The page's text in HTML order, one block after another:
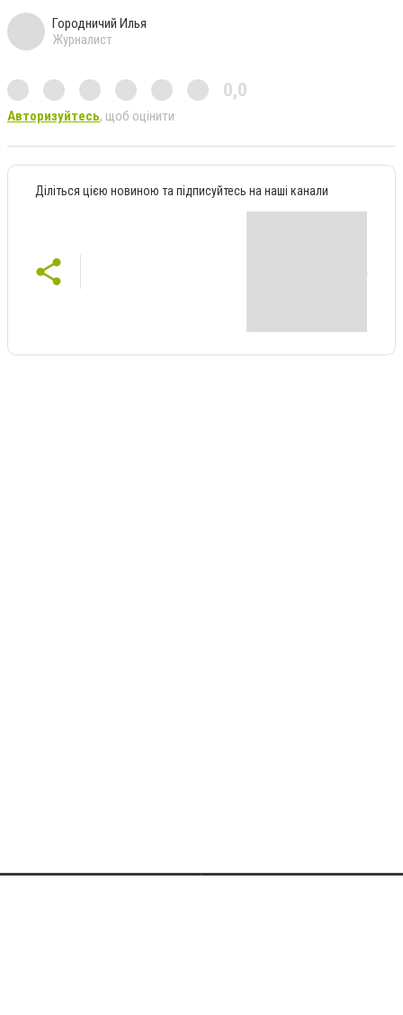
Городничий Илья
Журналист
0,0
Авторизуйтесь, щоб оцінити
Діліться цією новиною та підписуйтесь на наші канали